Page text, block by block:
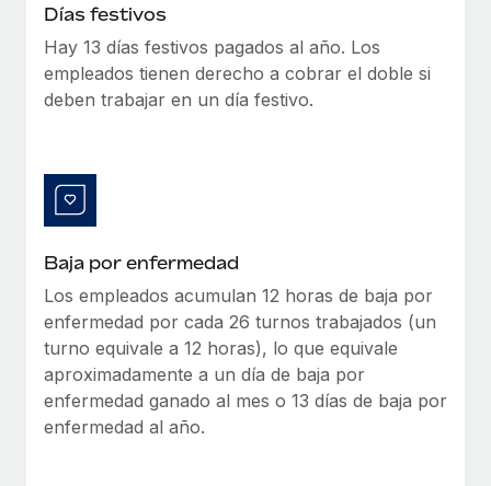
Proporciona dispositivos tecnológicos y contrólalos
en todo el mundo.
Apertura de entidades
Reubica a los empleados con facilidad.
Gestiona las prestaciones de los empleados sin
complicaciones.
BLOG
La misión de Remote sigue siendo ayudar a empresas de
todos los tamaños a contratar, gestionar y...
Más información
Pento se convierte en un empleador equitativo
con Remote
Gestionar las nóminas internamente es complicado. Tardas
semanas en hacerlo manualmente y, al mes...
Días festivos
Hay 13 días festivos pagados al año. Los
empleados tienen derecho a cobrar el doble si
deben trabajar en un día festivo.
Baja por enfermedad
Los empleados acumulan 12 horas de baja por
enfermedad por cada 26 turnos trabajados (un
turno equivale a 12 horas), lo que equivale
aproximadamente a un día de baja por
enfermedad ganado al mes o 13 días de baja por
enfermedad al año.